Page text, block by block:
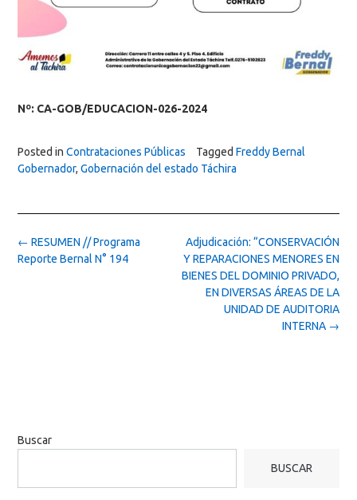
Nº: CA-GOB/EDUCACION-026-2024
Posted in Contrataciones Públicas Tagged Freddy Bernal
Gobernador, Gobernación del estado Táchira
Post
navigation
Adjudicación: “CONSERVACIÓN
Y REPARACIONES MENORES EN
BIENES DEL DOMINIO PRIVADO,
EN DIVERSAS ÁREAS DE LA
UNIDAD DE AUDITORIA
INTERNA →
← RESUMEN // Programa
Reporte Bernal N° 194
Buscar
BUSCAR